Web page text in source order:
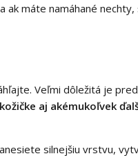
ak máte namáhané
Veľmi dôležitá je
aj akémukoľvek
silnejšiu vrstvu,